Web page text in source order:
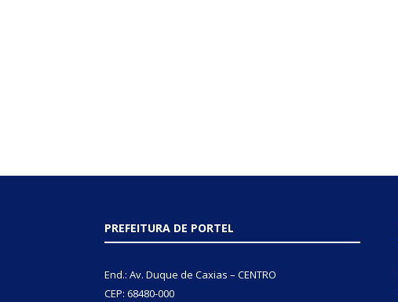
PREFEITURA DE PORTEL
End.: Av. Duque de Caxias – CENTRO
CEP: 68480-000